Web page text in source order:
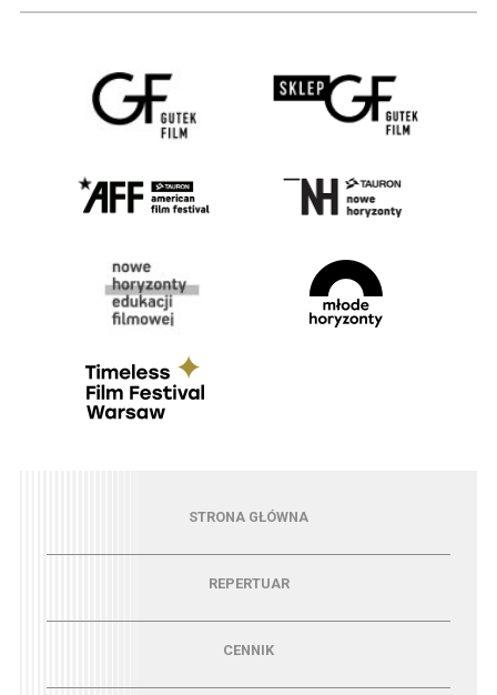
Menu - strona główna
STRONA GŁÓWNA
Menu - repertuarREPERTUAR
CENNIK